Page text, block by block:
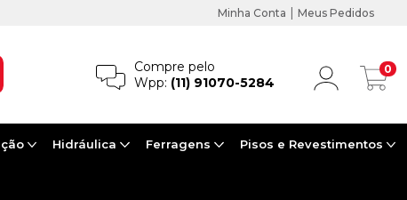
Minha Conta | Meus Pedidos
Compre pelo
Wpp: (11) 91070-5284
0
Hidráulica Ferragens Pisos e Revestimentos